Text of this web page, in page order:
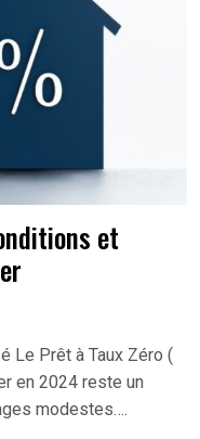
et
Le Prêt à Taux Zéro (
en 2024 reste un
modestes….